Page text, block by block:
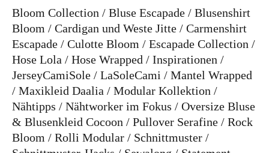
Bloom Collection Bluse Escapade
Blusenshirt
Bloom
Cardigan und Weste Jitte
Carmenshirt
Escapade
Culotte Bloom
Escapade Collection
Hose Lola
Hose Wrapped
Inspirationen
JerseyCamiSole
LaSoleCami
Mantel Wrapped
Maxikleid Daalia
Modular Kollektion
Nähtipps
Nähtworker im Fokus
Oversize Bluse
& Blusenkleid Cocoon
Pullover Serafine
Rock
Bloom
Rolli Modular
Schnittmuster